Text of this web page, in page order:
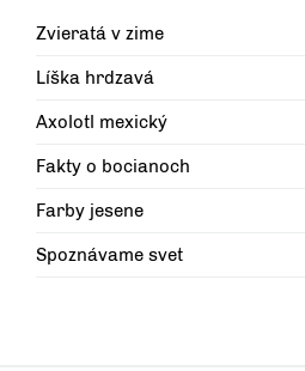
Zvieratá v zime
Líška hrdzavá
Axolotl mexický
Fakty o bocianoch
Farby jesene
Spoznávame svet